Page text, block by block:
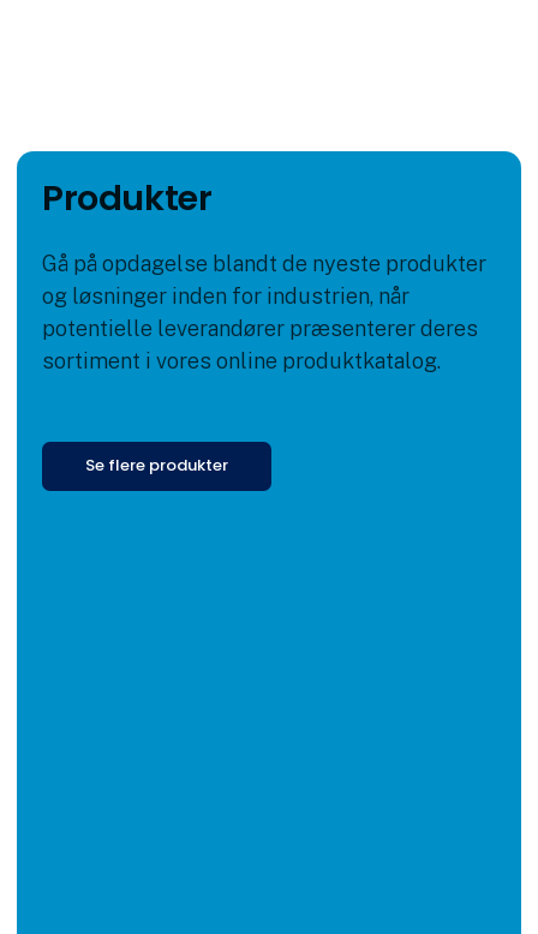
Produkter
Gå på opdagelse blandt de nyeste produkter
og løsninger inden for industrien, når
potentielle leverandører præsenterer deres
sortiment i vores online produktkatalog.
Se flere produkter